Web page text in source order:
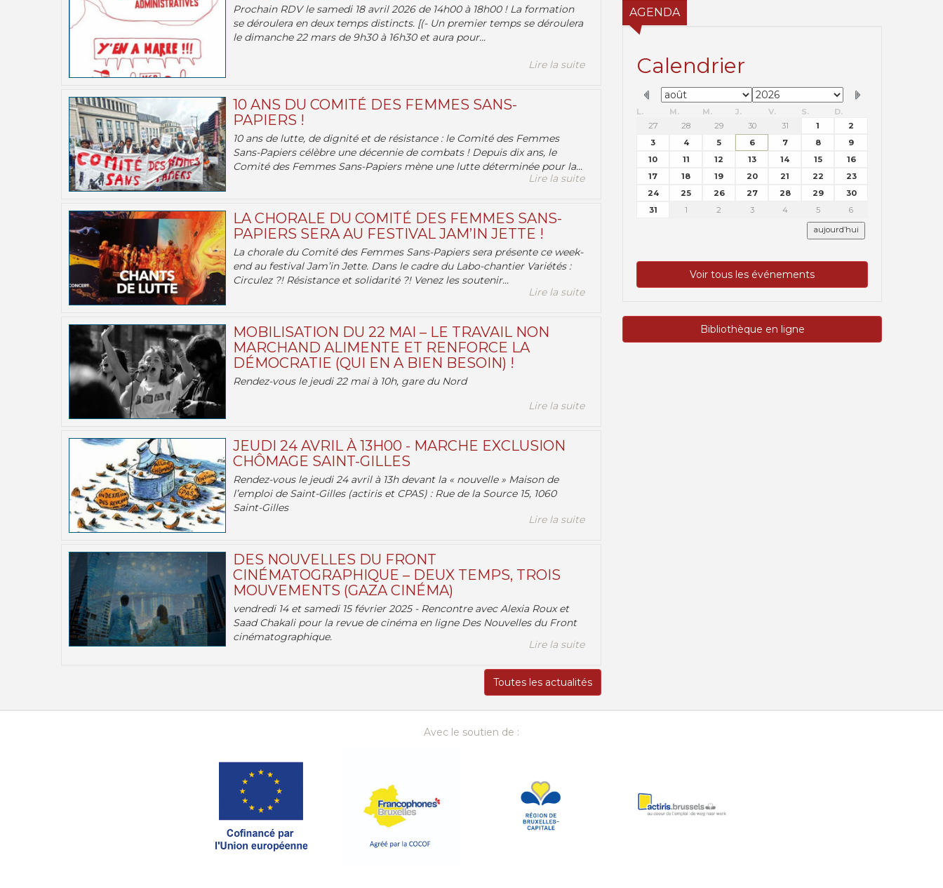
Prochain RDV le samedi 18 avril 2026 de 14h00 à 18h00 ! La formation
se déroulera en deux temps distincts. [(- Un premier temps se déroulera
le dimanche 22 mars de 9h30 à 16h30 et aura pour...
Lire la suite
10 ANS DU COMITÉ DES FEMMES SANS-
PAPIERS !
10 ans de lutte, de dignité et de résistance : le Comité des Femmes
Sans-Papiers célèbre une décennie de combats ! Depuis dix ans, le
Comité des Femmes Sans-Papiers mène une lutte déterminée pour la...
Lire la suite
LA CHORALE DU COMITÉ DES FEMMES SANS-
PAPIERS SERA AU FESTIVAL JAM’IN JETTE !
La chorale du Comité des Femmes Sans-Papiers sera présente ce week-
end au festival Jam’in Jette. Dans le cadre du Labo-chantier Variétés :
Circulez ?! Résistance et solidarité ?! Venez les soutenir...
Lire la suite
MOBILISATION DU 22 MAI – LE TRAVAIL NON
MARCHAND ALIMENTE ET RENFORCE LA
DÉMOCRATIE (QUI EN A BIEN BESOIN) !
Rendez-vous le jeudi 22 mai à 10h, gare du Nord
Lire la suite
JEUDI 24 AVRIL À 13H00 - MARCHE EXCLUSION
CHÔMAGE SAINT-GILLES
Rendez-vous le jeudi 24 avril à 13h devant la « nouvelle » Maison de
l’emploi de Saint-Gilles (actiris et CPAS) : Rue de la Source 15, 1060
Saint-Gilles
Lire la suite
DES NOUVELLES DU FRONT
CINÉMATOGRAPHIQUE – DEUX TEMPS, TROIS
MOUVEMENTS (GAZA CINÉMA)
vendredi 14 et samedi 15 février 2025 - Rencontre avec Alexia Roux et
Saad Chakali pour la revue de cinéma en ligne Des Nouvelles du Front
cinématographique.
Lire la suite
Toutes les actualités
AGENDA
Calendrier
L. M. M. J. V. S.
D.
27
28 29 30 31 1
2
3
4 5 6 7 8
9
10
11 12 13 14 15
16
17
18 19 20 21 22
23
24
25 26 27 28 29
30
31
1 2 3 4 5 6
aujourd’hui
Voir tous les événements
Bibliothèque en ligne
Avec le soutien de :